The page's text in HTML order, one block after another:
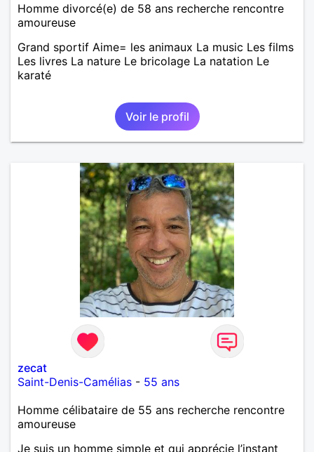
Homme divorcé(e) de 58 ans recherche rencontre
amoureuse
Grand sportif Aime= les animaux La music Les films
Les livres La nature Le bricolage La natation Le
karaté
Voir le profil
zecat
Saint-Denis-Camélias - 55 ans
Homme célibataire de 55 ans recherche rencontre
amoureuse
Je suis un homme simple et qui apprécie l’instant